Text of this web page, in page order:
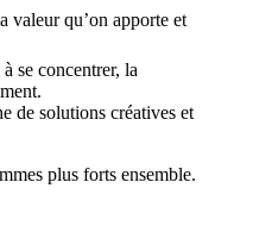
valeur qu’on apporte et
se concentrer, la
de solutions créatives et
plus forts ensemble.